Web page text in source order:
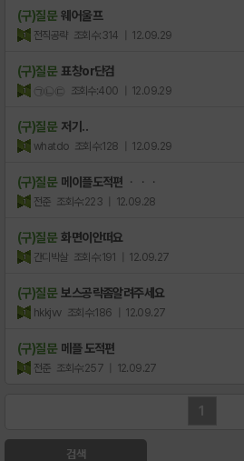
(구)질문 웨어울프
전직공략 조회수:314 | 12.09.29
(구)질문 표창or단검
㉠㉡㉢ 조회수:400 | 12.09.29
(구)질문 저기..
whatdo 조회수:128 | 12.09.29
(구)질문 메이플도적편 ᆞᆞᆞ
전준 조회수:223 | 12.09.28
(구)질문 화면이안떠요
간디박살 조회수:191 | 12.09.27
(구)질문 보스공락좀알려주세요
hkkjvv 조회수:186 | 12.09.27
(구)질문 메플 도적편
전준 조회수:257 | 12.09.27
1
검색